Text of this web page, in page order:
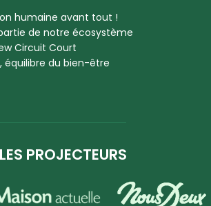
humaine avant tout !
de notre écosystème
Circuit Court
équilibre du bien-être
PROJECTEURS